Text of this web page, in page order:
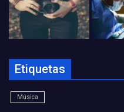
Etiquetas
Música